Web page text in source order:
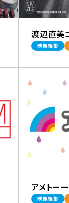
渡辺直美
映像編集
アメトーー
映像編集